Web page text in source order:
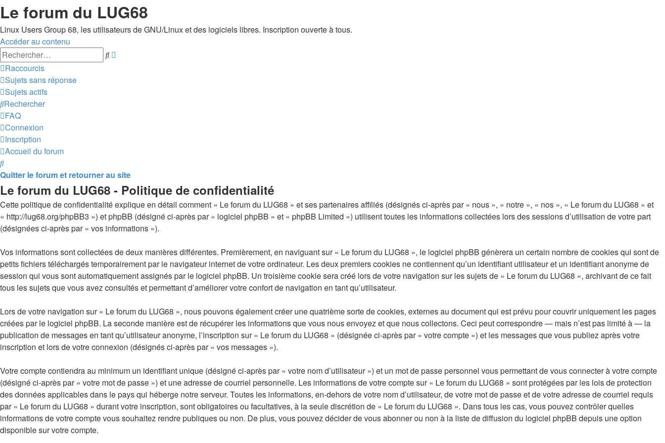
Le forum du LUG68
Linux Users Group 68, les utilisateurs de GNU/Linux et des logiciels libres. Inscription ouverte à tous.
Accéder au contenu
Rechercher
Raccourcis
Sujets sans réponse
Sujets actifs
Rechercher
FAQ
Connexion
Inscription
Accueil du forum
Rechercher
Quitter le forum et retourner au site
Le forum du LUG68 - Politique de confidentialité
Cette politique de confidentialité explique en détail comment « Le forum du LUG68 » et ses partenaires affiliés (désignés ci-après par « nous », « notre », « nos », « Le forum du LUG68 » et
« http://lug68.org/phpBB3 ») et phpBB (désigné ci-après par « logiciel phpBB » et « phpBB Limited ») utilisent toutes les informations collectées lors des sessions d’utilisation de votre part
(désignées ci-après par « vos informations »).
Vos informations sont collectées de deux manières différentes. Premièrement, en naviguant sur « Le forum du LUG68 », le logiciel phpBB génèrera un certain nombre de cookies qui sont de
petits fichiers téléchargés temporairement par le navigateur internet de votre ordinateur. Les deux premiers cookies ne contiennent qu’un identifiant utilisateur et un identifiant anonyme de
session qui vous sont automatiquement assignés par le logiciel phpBB. Un troisième cookie sera créé lors de votre navigation sur les sujets de « Le forum du LUG68 », archivant de ce fait
tous les sujets que vous avez consultés et permettant d’améliorer votre confort de navigation en tant qu’utilisateur.
Lors de votre navigation sur « Le forum du LUG68 », nous pouvons également créer une quatrième sorte de cookies, externes au document qui est prévu pour couvrir uniquement les pages
créées par le logiciel phpBB. La seconde manière est de récupérer les informations que vous nous envoyez et que nous collectons. Ceci peut correspondre — mais n’est pas limité à — la
publication de messages en tant qu’utilisateur anonyme, l’inscription sur « Le forum du LUG68 » (désignée ci-après par « votre compte ») et les messages que vous publiez après votre
inscription et lors de votre connexion (désignés ci-après par « vos messages »).
Votre compte contiendra au minimum un identifiant unique (désigné ci-après par « votre nom d’utilisateur ») et un mot de passe personnel vous permettant de vous connecter à votre compte
(désigné ci-après par « votre mot de passe ») et une adresse de courriel personnelle. Les informations de votre compte sur « Le forum du LUG68 » sont protégées par les lois de protection
des données applicables dans le pays qui héberge notre serveur. Toutes les informations, en-dehors de votre nom d’utilisateur, de votre mot de passe et de votre adresse de courriel requis
par « Le forum du LUG68 » durant votre inscription, sont obligatoires ou facultatives, à la seule discrétion de « Le forum du LUG68 ». Dans tous les cas, vous pouvez contrôler quelles
informations de votre compte vous souhaitez rendre publiques ou non. De plus, vous pouvez décider de vous abonner ou non à la liste de diffusion du logiciel phpBB depuis une option
disponible sur votre compte.